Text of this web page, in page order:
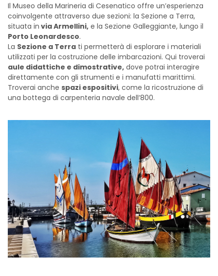
Il Museo della Marineria di Cesenatico offre un’esperienza
coinvolgente attraverso due sezioni: la Sezione a Terra,
situata in via Armellini, e la Sezione Galleggiante, lungo il
Porto Leonardesco.
La Sezione a Terra ti permetterà di esplorare i materiali
utilizzati per la costruzione delle imbarcazioni. Qui troverai
aule didattiche e dimostrative, dove potrai interagire
direttamente con gli strumenti e i manufatti marittimi.
Troverai anche spazi espositivi, come la ricostruzione di
una bottega di carpenteria navale dell’800.